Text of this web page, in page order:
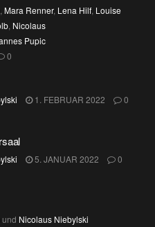
, Mara Renner, Lena Hilf, Louise
, Nicolaus
Pupic
0
1. FEBRUAR 2022 0
5. JANUAR 2022 0
und Nicolaus Niebylski